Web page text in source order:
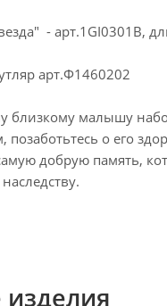
- арт.1GI0301B,
арт.Ф1460202
близкому малышу
о его
добрую память,